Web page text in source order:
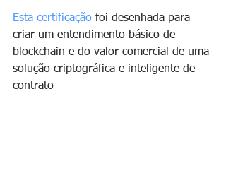
Esta certificação foi desenhada para
criar um entendimento básico de
blockchain e do valor comercial de uma
solução criptográfica e inteligente de
contrato